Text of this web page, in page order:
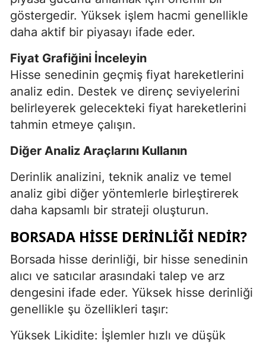
göstergedir. Yüksek işlem hacmi genellikle
daha aktif bir piyasayı ifade eder.
Fiyat Grafiğini İnceleyin
Hisse senedinin geçmiş fiyat hareketlerini
analiz edin. Destek ve direnç seviyelerini
belirleyerek gelecekteki fiyat hareketlerini
tahmin etmeye çalışın.
Diğer Analiz Araçlarını Kullanın
Derinlik analizini, teknik analiz ve temel
analiz gibi diğer yöntemlerle birleştirerek
daha kapsamlı bir strateji oluşturun.
BORSADA HISSE DERINLIĞI NEDIR?
Borsada hisse derinliği, bir hisse senedinin
alıcı ve satıcılar arasındaki talep ve arz
dengesini ifade eder. Yüksek hisse derinliği
genellikle şu özellikleri taşır:
Yüksek Likidite: İşlemler hızlı ve düşük